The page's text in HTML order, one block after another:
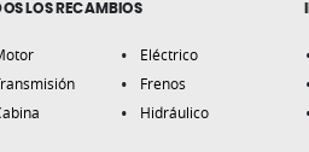
LOS RECAMBIOS
Eléctrico
Frenos
Hidráulico